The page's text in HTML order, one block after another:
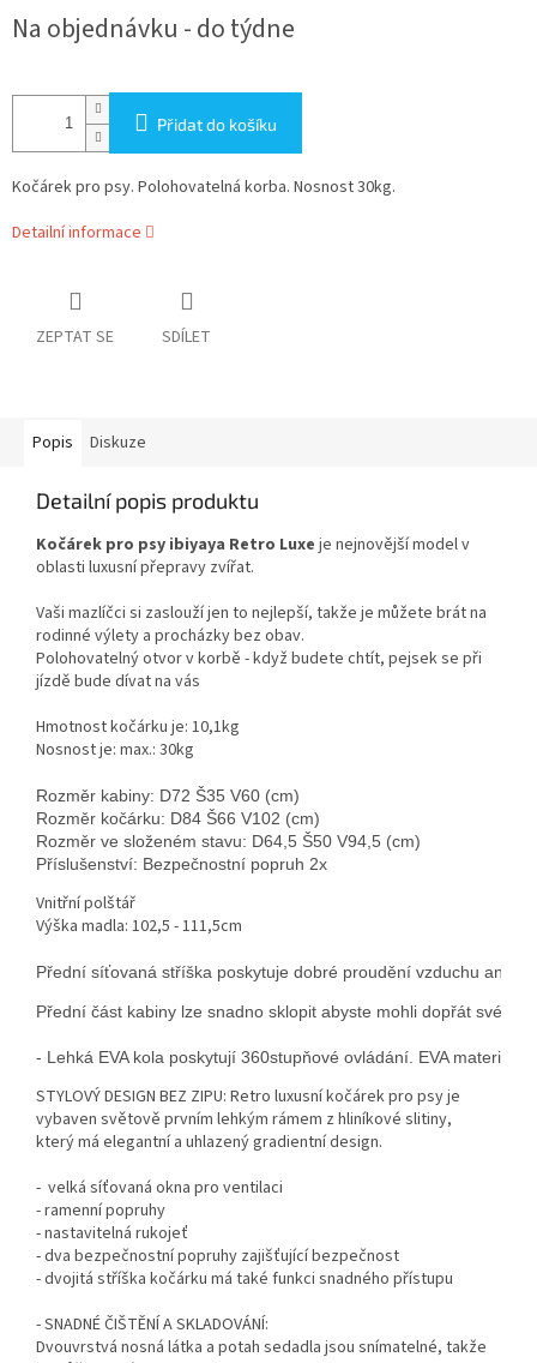
cena:
Na objednávku - do týdne
Přidat do košíku
Kočárek pro psy. Polohovatelná korba. Nosnost 30kg.
Detailní informace
ZEPTAT SE SDÍLET
Popis Diskuze
Detailní popis produktu
Kočárek pro psy ibiyaya Retro Luxe je nejnovější model v
oblasti luxusní přepravy zvířat.
Vaši mazlíčci si zaslouží jen to nejlepší, takže je můžete brát na
rodinné výlety a procházky bez obav.
Polohovatelný otvor v korbě - když budete chtít, pejsek se při
jízdě bude dívat na vás
Hmotnost kočárku je: 10,1kg
Nosnost je: max.: 30kg
Rozměr kabiny: D72 Š35 V60 (cm)
Rozměr kočárku: D84 Š66 V102 (cm)
Rozměr ve složeném stavu: D64,5 Š50 V94,5 (cm)
Příslušenství: Bezpečnostní popruh 2x
Vnitřní polštář
Výška madla: 102,5 - 111,5cm
Přední síťovaná stříška poskytuje dobré proudění vzduchu aniž
Přední část kabiny lze snadno sklopit abyste mohli dopřát
- Lehká EVA kola poskytují 360stupňové ovládání. EVA materiál
STYLOVÝ DESIGN BEZ ZIPU: Retro luxusní kočárek pro psy je
vybaven světově prvním lehkým rámem z hliníkové slitiny,
který má elegantní a uhlazený gradientní design.
- velká síťovaná okna pro ventilaci
- ramenní popruhy
- nastavitelná rukojeť
- dva bezpečnostní popruhy zajišťující bezpečnost
- dvojitá stříška kočárku má také funkci snadného přístupu
- SNADNÉ ČIŠTĚNÍ A SKLADOVÁNÍ:
Dvouvrstvá nosná látka a potah sedadla jsou snímatelné, takže